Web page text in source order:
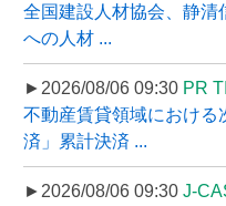
全国建設人材協会、静清
への人材 ...
►2026/08/06 09:30 PR
不動産賃貸領域におけ
済」累計決済 ...
►2026/08/06 09:30 J-